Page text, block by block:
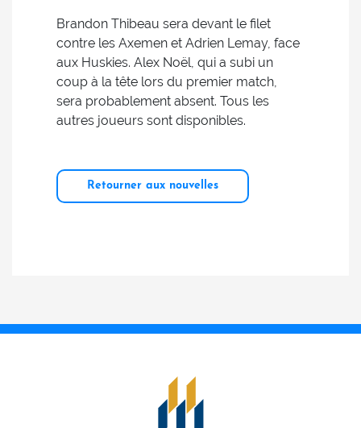
Brandon Thibeau sera devant le filet
contre les Axemen et Adrien Lemay, face
aux Huskies. Alex Noël, qui a subi un
coup à la tête lors du premier match,
sera probablement absent. Tous les
autres joueurs sont disponibles.
Retourner aux nouvelles